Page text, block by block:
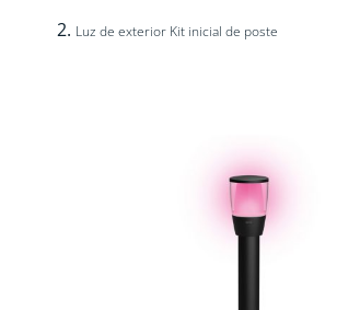
Luz de exterior Kit inicial de poste